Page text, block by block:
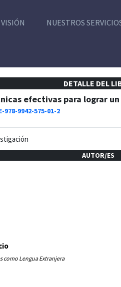
NUESTROS
DETALLE DEL
efectivas para lograr
9942-575-01-2
AUTOR/ES
como Lengua Extranjera